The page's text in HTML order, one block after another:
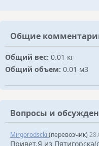
Общие
Общий вес: 0.01 кг
Общий объем: 0.01 м3
Вопросы и
Mirgorodsсki (перевозчик)
Привет.Я из